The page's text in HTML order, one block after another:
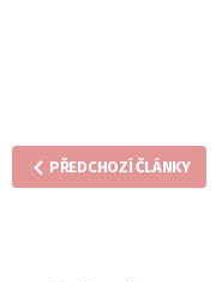
PŘEDCHOZÍ ČLÁNKY